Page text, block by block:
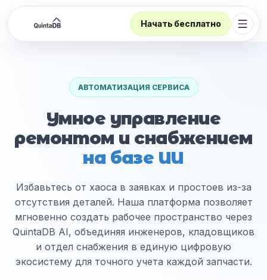
Начать бесплатно
АВТОМАТИЗАЦИЯ СЕРВИСА
Умное управление
ремонтом и снабжением
на базе ИИ
Избавьтесь от хаоса в заявках и простоев из-за
отсутствия деталей. Наша платформа позволяет
мгновенно создать рабочее пространство через
QuintaDB AI, объединяя инженеров, кладовщиков
и отдел снабжения в единую цифровую
экосистему для точного учета каждой запчасти.